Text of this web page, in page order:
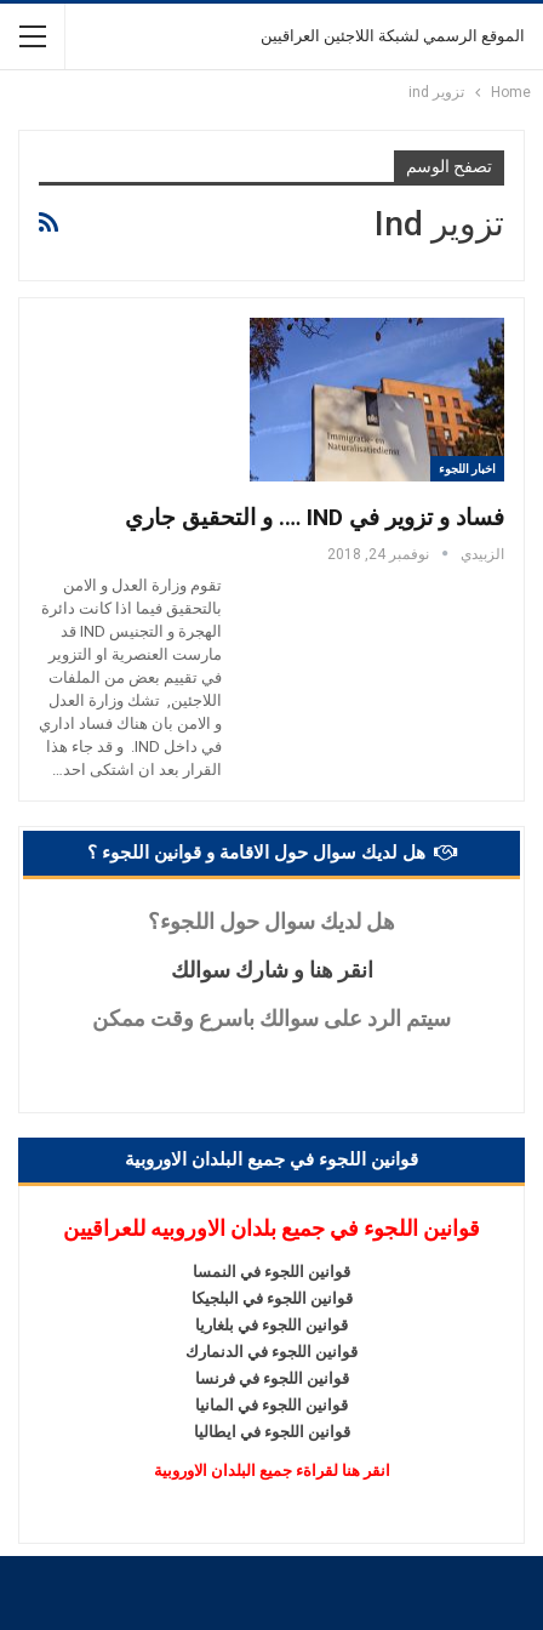
الموقع الرسمي لشبكة اللاجئين العراقيين
Home تزوير ind
تصفح الوسم
تزوير Ind
اخبار اللجوء
فساد و تزوير في IND …. و التحقيق جاري
الزبيدي نوفمبر 24, 2018
تقوم وزارة العدل و الامن
بالتحقيق فيما اذا كانت دائرة
الهجرة و التجنيس IND قد
مارست العنصرية او التزوير
في تقييم بعض من الملفات
اللاجئين, تشك وزارة العدل
و الامن بان هناك فساد اداري
في داخل IND. و قد جاء هذا
القرار بعد ان اشتكى احد…
هل لديك سوال حول الاقامة و قوانين اللجوء ؟
هل لديك سوال حول اللجوء؟
انقر هنا و شارك سوالك
سيتم الرد على سوالك باسرع وقت ممكن
قوانين اللجوء في جميع البلدان الاوروبية
قوانين اللجوء في جميع بلدان الاوروبيه للعراقيين
قوانين اللجوء في النمسا
قوانين اللجوء في البلجيكا
قوانين اللجوء في بلغاريا
قوانين اللجوء في الدنمارك
قوانين اللجوء في فرنسا
قوانين اللجوء في المانيا
قوانين اللجوء في ايطاليا
انقر هنا لقراةء جميع البلدان الاوروبية